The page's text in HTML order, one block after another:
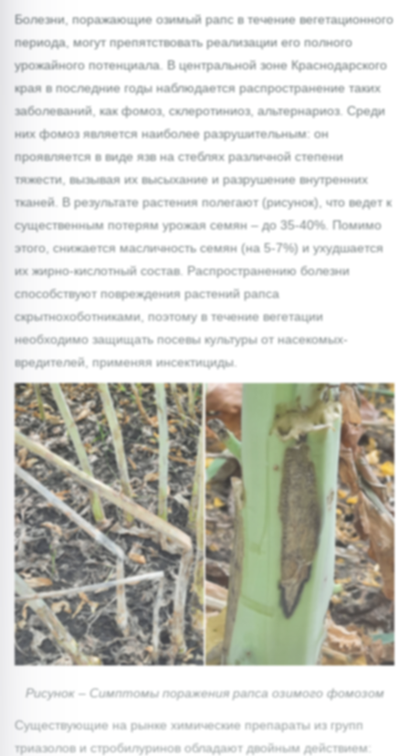
Болезни, поражающие озимый рапс в течение вегетационного
периода, могут препятствовать реализации его полного
урожайного потенциала. В центральной зоне Краснодарского
края в последние годы наблюдается распространение таких
заболеваний, как фомоз, склеротиниоз, альтернариоз. Среди
них фомоз является наиболее разрушительным: он
проявляется в виде язв на стеблях различной степени
тяжести, вызывая их высыхание и разрушение внутренних
тканей. В результате растения полегают (рисунок), что ведет к
существенным потерям урожая семян – до 35-40%. Помимо
этого, снижается масличность семян (на 5-7%) и ухудшается
их жирно-кислотный состав. Распространению болезни
способствуют повреждения растений рапса
скрытнохоботниками, поэтому в течение вегетации
необходимо защищать посевы культуры от насекомых-
вредителей, применяя инсектициды.
Рисунок – Симптомы поражения рапса озимого фомозом
Существующие на рынке химические препараты из групп
триазолов и стробилуринов обладают двойным действием: